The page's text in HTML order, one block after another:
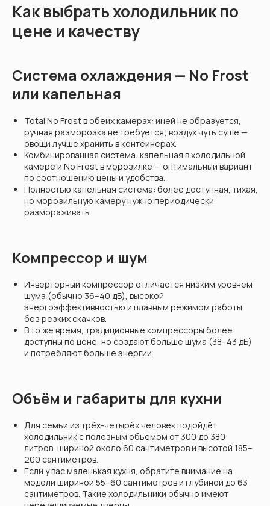
Как выбрать холодильник по
цене и качеству
Система охлаждения — No Frost
или капельная
Total No Frost в обеих камерах: иней не образуется,
ручная разморозка не требуется; воздух чуть суше —
овощи лучше хранить в контейнерах.
Комбинированная система: капельная в холодильной
камере и No Frost в морозилке — оптимальный вариант
по соотношению цены и удобства.
Полностью капельная система: более доступная, тихая,
но морозильную камеру нужно периодически
размораживать.
Компрессор и шум
Инверторный компрессор отличается низким уровнем
шума (обычно 36–40 дБ), высокой
энергоэффективностью и плавным режимом работы
без резких скачков.
В то же время, традиционные компрессоры более
доступны по цене, но создают больше шума (38–43 дБ)
и потребляют больше энергии.
Объём и габариты для кухни
Для семьи из трёх-четырёх человек подойдёт
холодильник с полезным объёмом от 300 до 380
литров, шириной около 60 сантиметров и высотой 185–
200 сантиметров.
Если у вас маленькая кухня, обратите внимание на
модели шириной 55–60 сантиметров и глубиной до 63
сантиметров. Такие холодильники обычно имеют